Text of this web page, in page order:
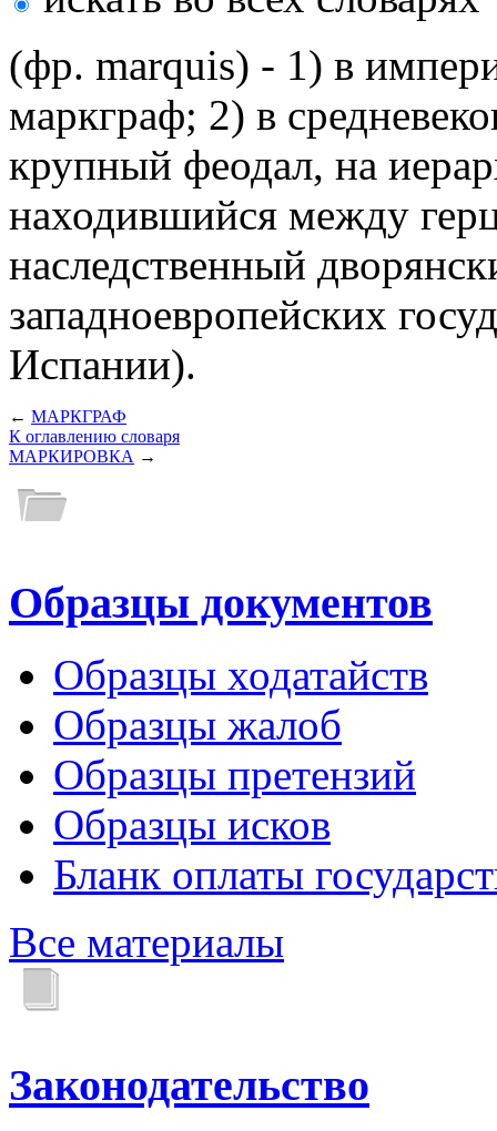
(фр. marquis) - 1) в
маркграф; 2) в
крупный феодал, на
находившийся между
наследственный
западноевропейских
Испании).
← МАРКГРАФ
К оглавлению словаря
МАРКИРОВКА →
Образцы документов
Образцы ходатайств
Образцы жалоб
Образцы претензий
Образцы исков
Бланк оплаты
Все материалы
Законодательство